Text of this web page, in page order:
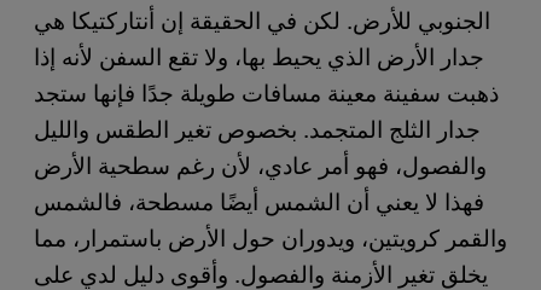
الجنوبي للأرض. لكن في الحقيقة إن أنتاركتيكا هي
جدار الأرض الذي يحيط بها، ولا تقع السفن لأنه إذا
ذهبت سفينة معينة مسافات طويلة جدًا فإنها ستجد
جدار الثلج المتجمد. بخصوص تغير الطقس والليل
والفصول، فهو أمر عادي، لأن رغم سطحية الأرض
فهذا لا يعني أن الشمس أيضًا مسطحة، فالشمس
والقمر كرويتين، ويدوران حول الأرض باستمرار، مما
يخلق تغير الأزمنة والفصول. وأقوى دليل لدي على